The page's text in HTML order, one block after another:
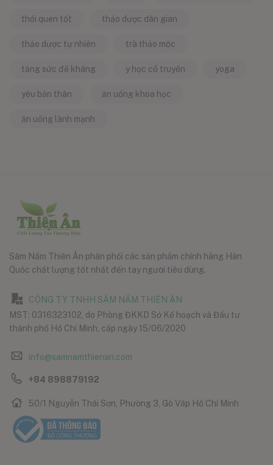
thói quen tốt thảo dược dân gian
thảo dược tự nhiên trà thảo mộc
tăng sức đề kháng y học cổ truyền yoga
yêu bản thân ăn uống khoa học
ăn uống lành mạnh
Sâm Nấm Thiên Ân phân phối các sản phẩm chính hãng Hàn
Quốc chất lượng tốt nhất đến tay người tiêu dùng.
CÔNG TY TNHH SÂM NẤM THIÊN ÂN
MST: 0316323102, do Phòng ĐKKD Sở Kế hoạch và Đầu tư
thành phố Hồ Chí Minh, cấp ngày 15/06/2020
info@samnamthienan.com
+84 898879192
50/1 Nguyễn Thái Sơn, Phường 3, Gò Vấp Hồ Chí Minh